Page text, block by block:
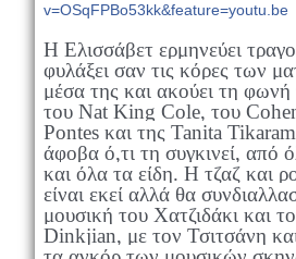
v=OSqFPBo53kk&feature=youtu.be
Η Ελισσάβετ ερμηνεύει
φυλάξει σαν τις κόρες των
μέσα της και ακούει τη
του Nat King Cole, του
Pontes και της Tanita
άφοβα ό,τι τη συγκινεί, από
και όλα τα είδη. Η τζαζ και
είναι εκεί αλλά θα
μουσική του Χατζιδάκι και
Dinkjian, με τον Τσιτσάνη